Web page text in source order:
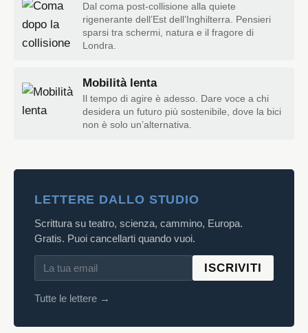
Dal coma post-collisione alla quiete
rigenerante dell’Est dell’Inghilterra. Pensieri
sparsi tra schermi, natura e il fragore di
Londra.
Mobilità lenta
Il tempo di agire è adesso. Dare voce a chi
desidera un futuro più sostenibile, dove la bici
non è solo un’alternativa.
LETTERE DALLO STUDIO
Scrittura su teatro, scienza, cammino, Europa.
Gratis. Puoi cancellarti quando vuoi.
ISCRIVITI
Tutte le lettere →